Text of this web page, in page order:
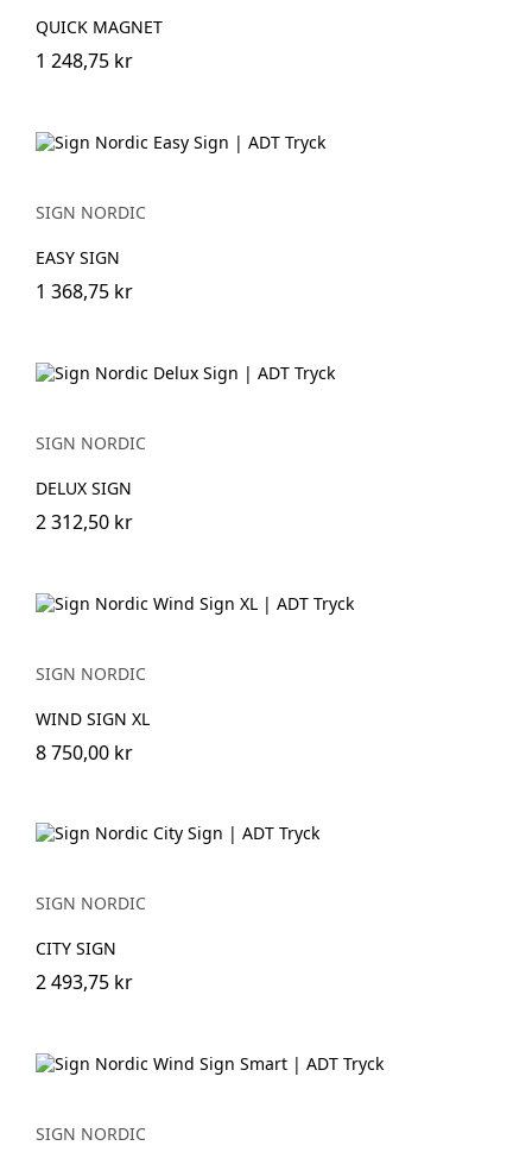
QUICK MAGNET
1 248,75 kr
SIGN NORDIC
EASY SIGN
1 368,75 kr
SIGN NORDIC
DELUX SIGN
2 312,50 kr
SIGN NORDIC
WIND SIGN XL
8 750,00 kr
SIGN NORDIC
CITY SIGN
2 493,75 kr
SIGN NORDIC